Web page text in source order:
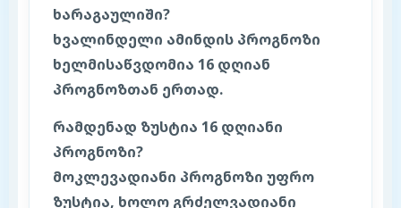
ხარაგაულიში?
ხვალინდელი ამინდის პროგნოზი
ხელმისაწვდომია 16 დღიან
პროგნოზთან ერთად.
რამდენად ზუსტია 16 დღიანი
პროგნოზი?
მოკლევადიანი პროგნოზი უფრო
ზუსტია, ხოლო გრძელვადიანი